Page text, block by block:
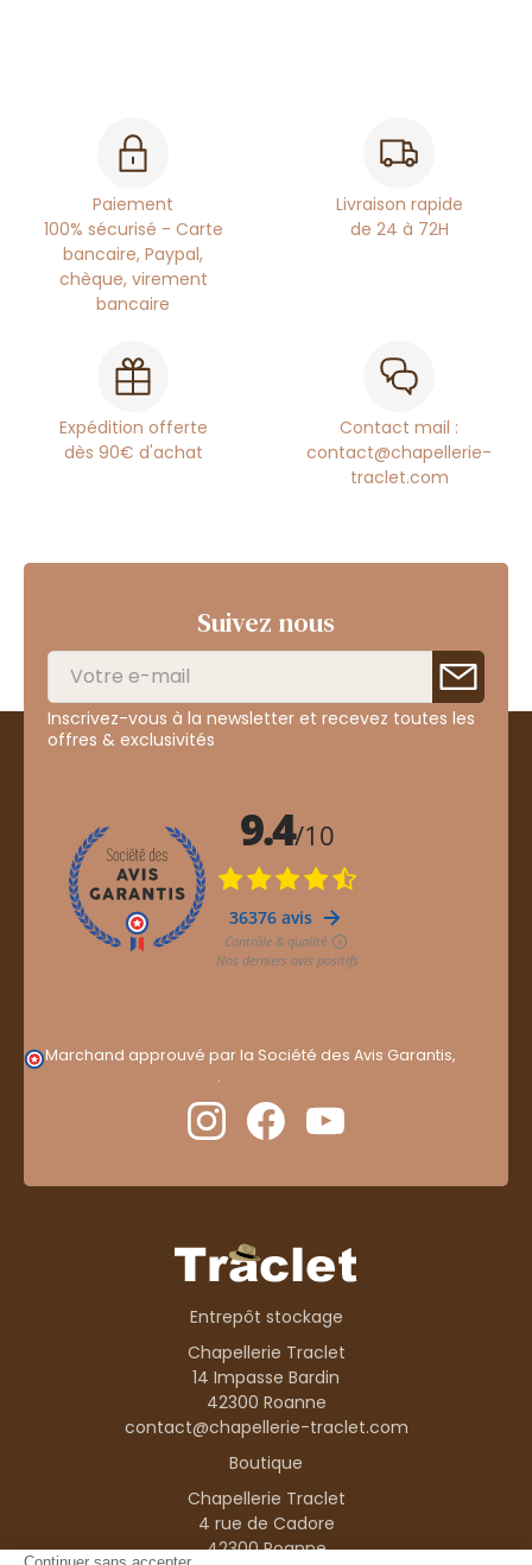
Paiement
100% sécurisé - Carte
bancaire, Paypal,
chèque, virement
bancaire
Livraison rapide
de 24 à 72H
Expédition offerte
dès 90€ d'achat
Contact mail :
contact@chapellerie-
traclet.com
Suivez nous
Inscrivez-vous à la newsletter et recevez toutes les
offres & exclusivités
Marchand approuvé par la Société des Avis Garantis,
.
Entrepôt stockage
Chapellerie Traclet
14 Impasse Bardin
42300 Roanne
contact@chapellerie-traclet.com
Boutique
Chapellerie Traclet
4 rue de Cadore
42300 Roanne